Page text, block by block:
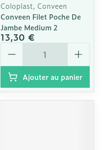
Coloplast, Conveen
Conveen Filet Poche De
Jambe Medium 2
13,30 €
Quantité
Ajouter au panier